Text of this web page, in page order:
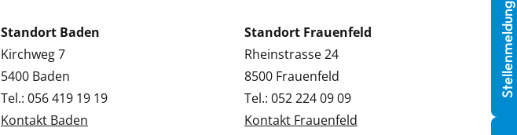
Standort Baden
Kirchweg 7
5400 Baden
Tel.: 056 419 19 19
Kontakt Baden
Standort Frauenfeld
Rheinstrasse 24
8500 Frauenfeld
Tel.: 052 224 09 09
Kontakt Frauenfeld
Stellenmeldung